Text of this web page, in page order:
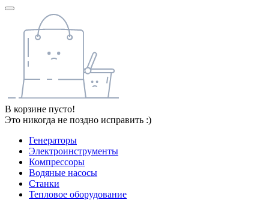
В корзине пусто!
Это никогда не поздно исправить :)
Генераторы
Электроинструменты
Компрессоры
Водяные насосы
Станки
Тепловое оборудование